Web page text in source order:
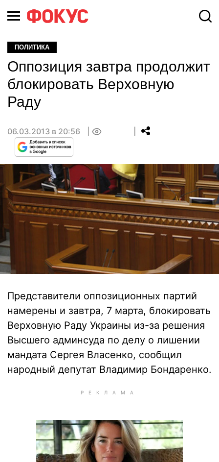
ПОЛИТИКА
Оппозиция завтра продолжит
блокировать Верховную
Раду
06.03.2013 в 20:56
Представители оппозиционных партий
намерены и завтра, 7 марта, блокировать
Верховную Раду Украины из-за решения
Высшего админсуда по делу о лишении
мандата Сергея Власенко, сообщил
народный депутат Владимир Бондаренко.